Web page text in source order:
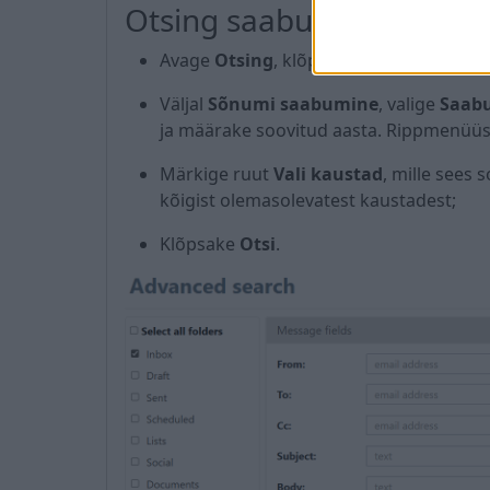
Otsing saabumise
Avage Otsing, klõpsates vastaval nupul
Väljal Sõnumi saabumine, valige
ja määrake soovitud aasta.
Märkige ruut Vali kaustad, mille sees
kõigist olemasolevatest kaustadest;
Klõpsake Otsi.